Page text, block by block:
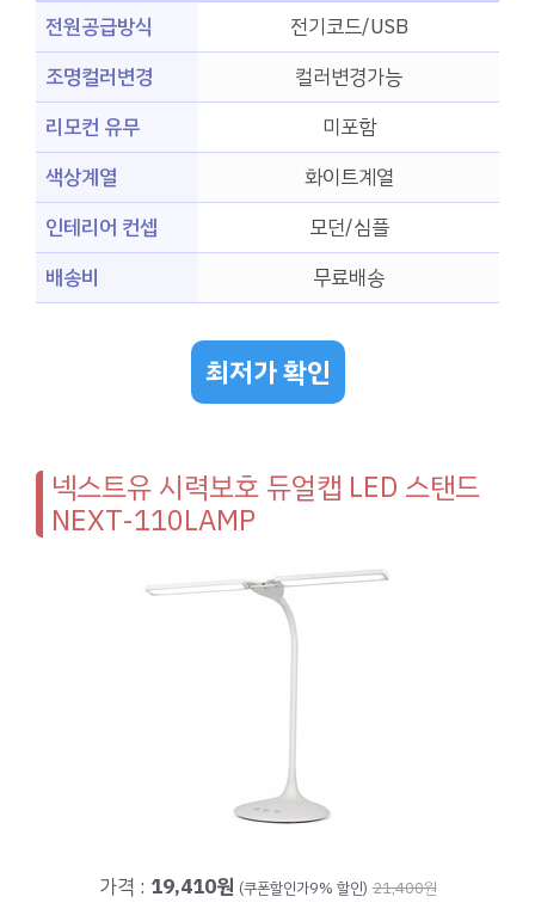
전원공급방식
전기코드/USB
조명컬러변경
컬러변경가능
리모컨 유무
미포함
색상계열
화이트계열
인테리어 컨셉
모던/심플
배송비
무료배송
최저가 확인
넥스트유 시력보호 듀얼캡 LED 스탠드
NEXT-110LAMP
가격 : 19,410원 (쿠폰할인가9% 할인) 21,400원